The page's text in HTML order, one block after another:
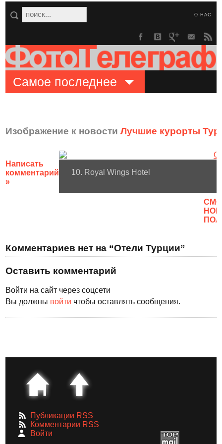
О НАС
Самое последнее
Изображение к новостиЛучшие курорты
Написать
комментарий
»
10. Royal Wings Hotel
Комментариев нет на “Отели Турции”
Оставить комментарий
Войти на сайт через соцсети
Вы должны войти чтобы оставлять сообщения.
Публикации RSS
Комментарии RSS
Войти